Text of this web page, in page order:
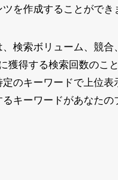
を作成することができ
検索ボリューム、競
獲得する検索回数のこ
のキーワードで上位
キーワードがあなた